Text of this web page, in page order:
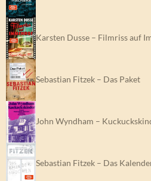
Karsten Dusse – Filmriss auf
Sebastian Fitzek – Das Paket
John Wyndham –
Sebastian Fitzek – Das